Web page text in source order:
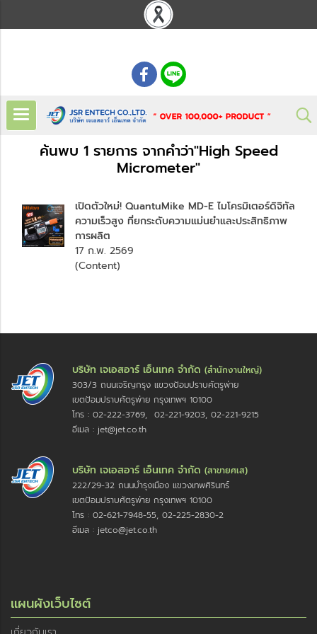
ค้นพบ 1 รายการ จากคำว่า"High Speed
Micrometer"
เปิดตัวใหม่! QuantuMike MD-E ไมโครมิเตอร์ดิจิทัล
ความเร็วสูง ที่ยกระดับความแม่นยำและประสิทธิภาพ
การผลิต
17 ก.พ. 2569
(Content)
บริษัท เจเอสอาร์ เอ็นเทค จำกัด (สำนักงานใหญ่)
303/3 ถนนเจริญกรุง แขวงป้อมปราบศัตรูพ่าย
เขตป้อมปราบศัตรูพ่าย กรุงเทพฯ 10100
โทร : 02-222-3769, 02-221-9203, 02-221-9215
อีเมล : jet@jet.co.th
บริษัท เจเอสอาร์ เอ็นเทค จำกัด (สาขายศเส)
222/29-32 ถนนบำรุงเมือง แขวงเทพศิรินทร์
เขตป้อมปราบศัตรูพ่าย กรุงเทพฯ 10100
โทร : 02-621-7948-55, 02-225-2830-2
อีเมล : jetco@jet.co.th
แผนผังเว็บไซต์